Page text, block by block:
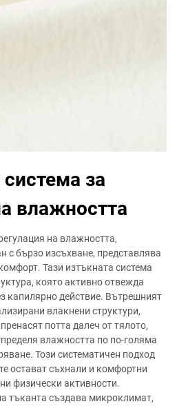
за
влажността
на влажността,
с бързо изсъхване, представлява
Тази изтъкната система
която активно отвежда
капилярно действие. Вътрешният
влакнени структури,
потта далеч от тялото,
влажността по по-голяма
Този систематичен подход
остават съхнали и комфортни
физически активности.
тъканта създава микроклимат,